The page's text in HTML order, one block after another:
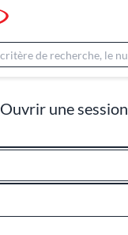
Ouvrir une session